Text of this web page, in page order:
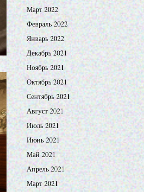
Март 2022
Февраль 2022
Январь 2022
Декабрь 2021
Ноябрь 2021
Октябрь 2021
Сентябрь 2021
Август 2021
Июль 2021
Июнь 2021
Май 2021
Апрель 2021
Март 2021